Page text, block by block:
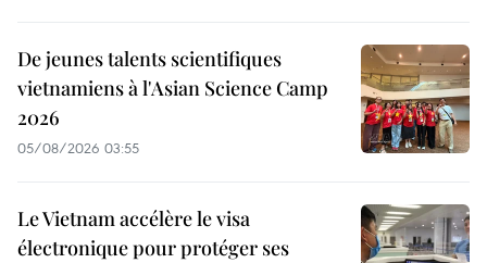
De jeunes talents scientifiques
vietnamiens à l'Asian Science Camp
2026
05/08/2026 03:55
Le Vietnam accélère le visa
électronique pour protéger ses